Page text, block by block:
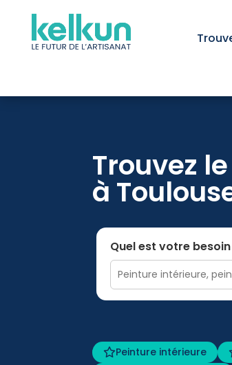
Trouvez
à
Quel est votre besoin
Peinture intérieure